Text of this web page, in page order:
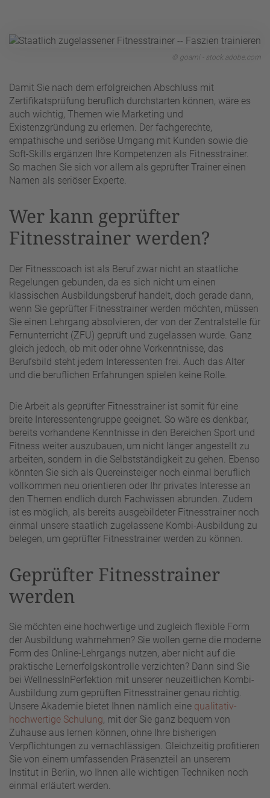
© goami - stock.adobe.com
Damit Sie nach dem erfolgreichen Abschluss mit
Zertifikatsprüfung beruflich durchstarten können, wäre es
auch wichtig, Themen wie Marketing und
Existenzgründung zu erlernen. Der fachgerechte,
empathische und seriöse Umgang mit Kunden sowie die
Soft-Skills ergänzen Ihre Kompetenzen als Fitnesstrainer.
So machen Sie sich vor allem als geprüfter Trainer einen
Namen als seriöser Experte.
Wer kann geprüfter
Fitnesstrainer werden?
Der Fitnesscoach ist als Beruf zwar nicht an staatliche
Regelungen gebunden, da es sich nicht um einen
klassischen Ausbildungsberuf handelt, doch gerade dann,
wenn Sie geprüfter Fitnesstrainer werden möchten, müssen
Sie einen Lehrgang absolvieren, der von der Zentralstelle für
Fernunterricht (ZFU) geprüft und zugelassen wurde. Ganz
gleich jedoch, ob mit oder ohne Vorkenntnisse, das
Berufsbild steht jedem Interessenten frei. Auch das Alter
und die beruflichen Erfahrungen spielen keine Rolle.
Die Arbeit als geprüfter Fitnesstrainer ist somit für eine
breite Interessentengruppe geeignet. So wäre es denkbar,
bereits vorhandene Kenntnisse in den Bereichen Sport und
Fitness weiter auszubauen, um nicht länger angestellt zu
arbeiten, sondern in die Selbstständigkeit zu gehen. Ebenso
könnten Sie sich als Quereinsteiger noch einmal beruflich
vollkommen neu orientieren oder Ihr privates Interesse an
den Themen endlich durch Fachwissen abrunden. Zudem
ist es möglich, als bereits ausgebildeter Fitnesstrainer noch
einmal unsere staatlich zugelassene Kombi-Ausbildung zu
belegen, um geprüfter Fitnesstrainer werden zu können.
Geprüfter Fitnesstrainer
werden
Sie möchten eine hochwertige und zugleich flexible Form
der Ausbildung wahrnehmen? Sie wollen gerne die moderne
Form des Online-Lehrgangs nutzen, aber nicht auf die
praktische Lernerfolgskontrolle verzichten? Dann sind Sie
bei WellnessInPerfektion mit unserer neuzeitlichen Kombi-
Ausbildung zum geprüften Fitnesstrainer genau richtig.
Unsere Akademie bietet Ihnen nämlich eine qualitativ-
hochwertige Schulung, mit der Sie ganz bequem von
Zuhause aus lernen können, ohne Ihre bisherigen
Verpflichtungen zu vernachlässigen. Gleichzeitig profitieren
Sie von einem umfassenden Präsenzteil an unserem
Institut in Berlin, wo Ihnen alle wichtigen Techniken noch
einmal erläutert werden.